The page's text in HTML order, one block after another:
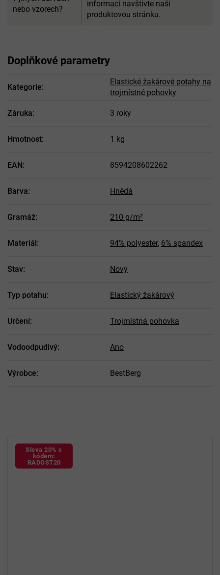
nebo vzorech?
informací navštivte naši
produktovou stránku.
Doplňkové parametry
Kategorie:
Elastické žakárové potahy na
trojmístné pohovky
Záruka: 3 roky
Hmotnost: 1 kg
EAN: 8594208602262
Barva: Hnědá
Gramáž: 210 g/m²
Materiál: 94% polyester, 6% spandex
Stav: Nový
Typ potahu: Elastický žakárový
Určení: Trojmístná pohovka
Vodoodpudivý: Ano
Výrobce: BestBerg
Sleva 20% s
kódem:
RADOST20